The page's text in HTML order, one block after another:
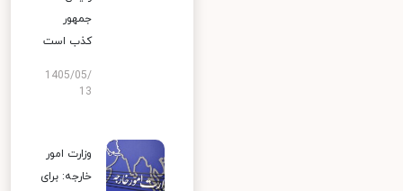
جمهور
کذب است
1405/05/
13
وزارت امور
خارجه: برای